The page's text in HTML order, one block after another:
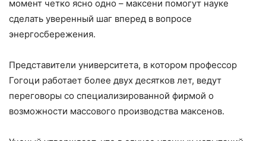
момент четко ясно одно – максени помогут науке
сделать уверенный шаг вперед в вопросе
энергосбережения.
Представители университета, в котором профессор
Гогоци работает более двух десятков лет, ведут
переговоры со специализированной фирмой о
возможности массового производства максенов.